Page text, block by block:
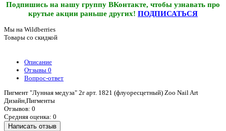
Подпишись на нашу группу ВКонтакте, чтобы узнавать про
крутые акции раньше других! ПОДПИСАТЬСЯ
Мы на Wildberries
Товары со скидкой
Описание
Отзывы 0
Вопрос-ответ
Пигмент "Лунная медуза" 2г арт. 1821 (флуоресцетный) Zoo Nail Art
Дизайн,Пигменты
Отзывов: 0
Средняя оценка: 0
Написать отзыв